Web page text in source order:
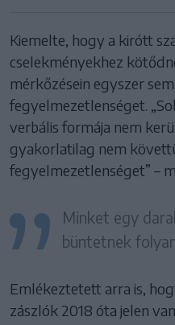
Kiemelte, hogy a kirótt
cselekményekhez
mérkőzésein egyszer
fegyelmezetlenséget.
verbális formája nem
gyakorlatilag nem
fegyelmezetlenséget” –
Minket egy
büntetnek
Emlékeztetett arra is,
zászlók 2018 óta jelen